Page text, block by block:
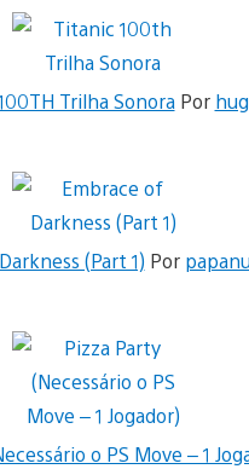
Trilha SonoraPor
(Part 1) Por
o PS Move – 1